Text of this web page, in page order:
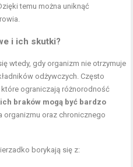
temu można uniknąć
i ich skutki?
wtedy, gdy organizm nie otrzymuje
odżywczych. Często
ograniczają różnorodność
braków mogą być bardzo
organizmu oraz chronicznego
borykają się z: